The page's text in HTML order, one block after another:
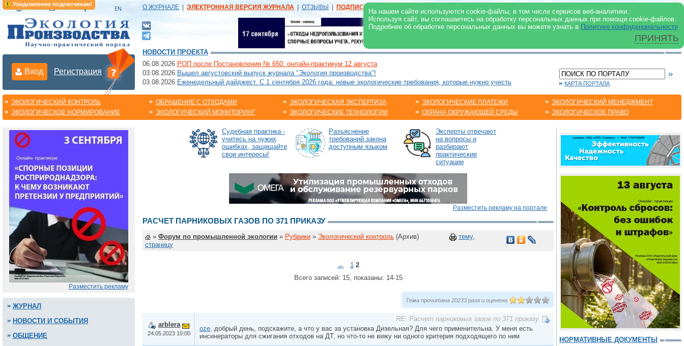
Уведомление подписчикам!
На нашем сайте используются cookie-файлы, в том числе сервисов веб-аналитики.
Используя сайт, вы соглашаетесь на обработку персональных данных при помощи cookie-файлов.
Подробнее об обработке персональных данных вы можете узнать в Политике конфиденциальности
ПРИНЯТЬ
О ЖУРНАЛЕ ЭЛЕКТРОННАЯ ВЕРСИЯ ЖУРНАЛА ОТЗЫВЫ ПОДПИСКА | В ЖУРНАЛЕ В ИНТЕРНЕТ
Вход Регистрация
НОВОСТИ ПРОЕКТА
06.08.2026 РОП после Постановления № 650: онлайн-практикум 12 августа
03.08.2026 Вышел августовский выпуск журнала "Экология производства"!
03.08.2026 Еженедельный дайджест. С 1 сентября 2026 года: новые экологические требования, которые нужно учесть КАРТА ПОРТАЛА
ЭКОЛОГИЧЕСКИЙ КОНТРОЛЬ
ЭКОЛОГИЧЕСКОЕ НОРМИРОВАНИЕ
ОБРАЩЕНИЕ С ОТХОДАМИ
ЭКОЛОГИЧЕСКИЙ МОНИТОРИНГ
ЭКОЛОГИЧЕСКАЯ ЭКСПЕРТИЗА
ЭКОЛОГИЧЕСКИЕ ТЕХНОЛОГИИ
ЭКОЛОГИЧЕСКИЕ ПЛАТЕЖИ
ОХРАНА ОКРУЖАЮЩЕЙ СРЕДЫ
ЭКОЛОГИЧЕСКИЙ МЕНЕДЖМЕНТ
ЭКОЛОГИЧЕСКОЕ ПРАВО
Разместить рекламу
ЖУРНАЛ
НОВОСТИ И СОБЫТИЯ
ОБЩЕНИЕ
Судебная практика -
учитесь на чужих
ошибках, защищайте
свои интересы!
Разъяснение
требований закона
доступным языком
Эксперты отвечают
на вопросы и
разбирают
практические
ситуации
Разместить рекламу на портале
РАСЧЕТ ПАРНИКОВЫХ ГАЗОВ ПО 371 ПРИКАЗУ
» Форум по промышленной экологии » Рубрики » Экологический контроль (Архив) тему,
страницу
← 1 2
Всего записей: 15, показаны: 14-15
Тема прочитана 20233 раза и оценена
arblera
24.05.2023 10:00
RE: Расчет парниковых газов по 371 приказу
oze, добрый день, подскажите, а что у вас за установка Дизельная? Для чего применительна. У меня есть
инсинераторы для сжигания отходов на ДТ, но что-то не вижу ни одного критерия подходящего по ним
НОРМАТИВНЫЕ ДОКУМЕНТЫ